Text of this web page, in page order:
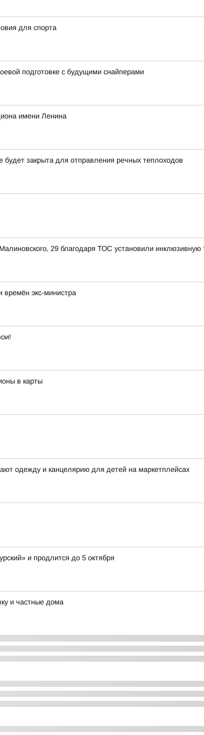
для спорта
подготовке с будущими снайперами
имени Ленина
закрыта для отправления речных теплоходов
29 благодаря ТОС установили
времён экс-министра
в карты
одежду и канцелярию для детей на маркетплейсах
и продлится до 5 октября
и частные дома